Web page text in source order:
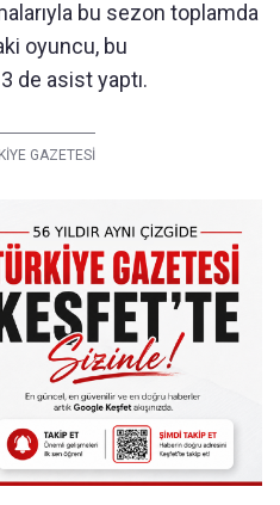
bu sezon toplamda
oyuncu, bu
de asist yaptı.
GAZETESİ